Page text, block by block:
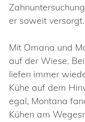
er soweit versorgt.
Mit Omana und
auf der Wiese.
liefen immer
Kühe auf dem
egal, Montana
Kühen am